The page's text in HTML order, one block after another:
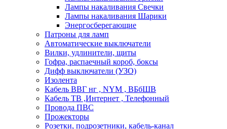
Лампы накаливания Свечки
Лампы накаливания Шарики
Энергосберегающие
Патроны для ламп
Автоматические выключатели
Вилки, удлинители, щиты
Гофра, распаечный короб, боксы
Дифф выключатели (УЗО)
Изолента
Кабель ВВГ нг , NYM , ВБбШВ
Кабель ТВ ,Интернет , Телефонный
Провода ПВС
Прожекторы
Розетки, подрозетники, кабель-канал